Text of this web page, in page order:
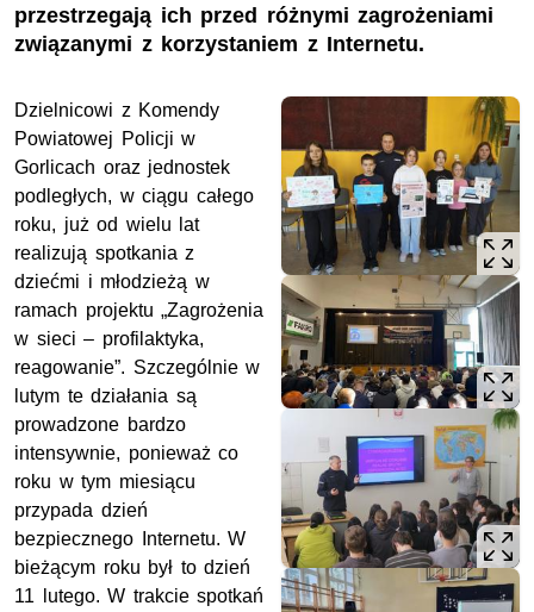
przestrzegają ich przed różnymi zagrożeniami
związanymi z korzystaniem z Internetu.
Dzielnicowi z Komendy
Powiatowej Policji w
Gorlicach oraz jednostek
podległych, w ciągu całego
roku, już od wielu lat
realizują spotkania z
dziećmi i młodzieżą w
ramach projektu „Zagrożenia
w sieci – profilaktyka,
reagowanie”. Szczególnie w
lutym te działania są
prowadzone bardzo
intensywnie, ponieważ co
roku w tym miesiącu
przypada dzień
bezpiecznego Internetu. W
bieżącym roku był to dzień
11 lutego. W trakcie spotkań